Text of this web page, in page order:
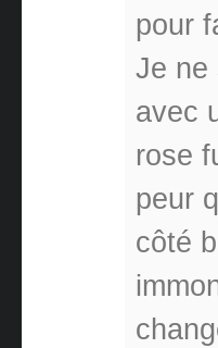
pour
Je ne
avec
rose
peur
côté